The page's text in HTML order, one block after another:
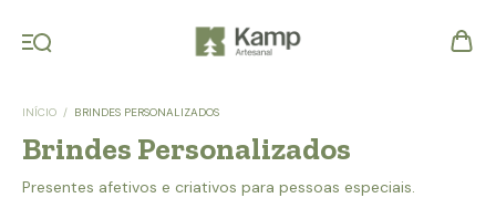
INÍCIO / BRINDES PERSONALIZADOS
Brindes Personalizados
Presentes afetivos e criativos para pessoas especiais.